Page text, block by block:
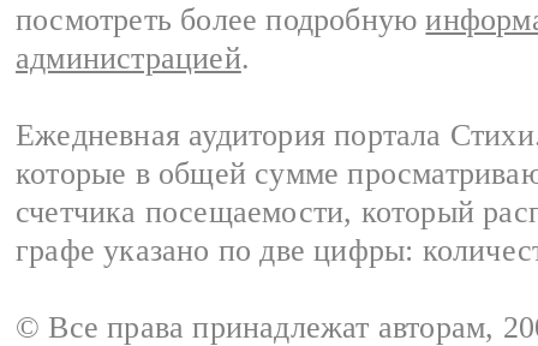
посмотреть более подробную
администрацией.
Ежедневная аудитория портала
которые в общей сумме
счетчика посещаемости, который
графе указано по две цифры:
© Все права принадлежат авторам,